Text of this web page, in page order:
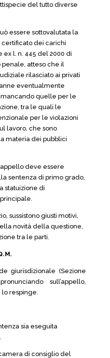
del tutto diverse
essere sottovalutata la
dei carichi
l. n. 445 del 2000 di
atteso che il
rilasciato ai privati
eventualmente
mancando quelle per le
tra le quali le
per le violazioni
lavoro, che sono
materia dei pubblici
deve essere
sentenza di primo grado,
statuizione di
sussistono giusti motivi,
novità della questione,
tra le parti.
giurisdizionale (Sezione
sull’appello,
respinge.
sia eseguita
di consiglio del